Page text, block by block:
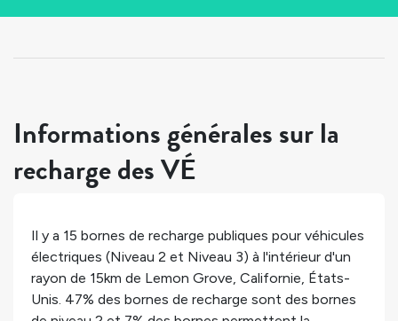
Informations générales sur la
recharge des VÉ
Il y a 15 bornes de recharge publiques pour véhicules
électriques (Niveau 2 et Niveau 3) à l'intérieur d'un
rayon de 15km de Lemon Grove, Californie, États-
Unis. 47% des bornes de recharge sont des bornes